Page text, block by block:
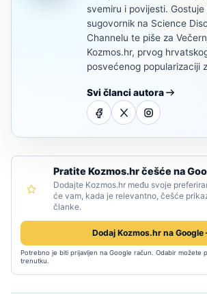
svemiru i povijesti.
sugovornik na Science
Channelu te piše za
Kozmos.hr, prvog
posvećenog popularizaciji
Svi članci autora
Pratite Kozmos.hr češće na
Dodajte Kozmos.hr među svoje
će vam, kada je relevantno, češće
članke.
Dodaj Kozmos.hr na Google
Potrebno je biti prijavljen na Google račun. Odabir možete
trenutku.